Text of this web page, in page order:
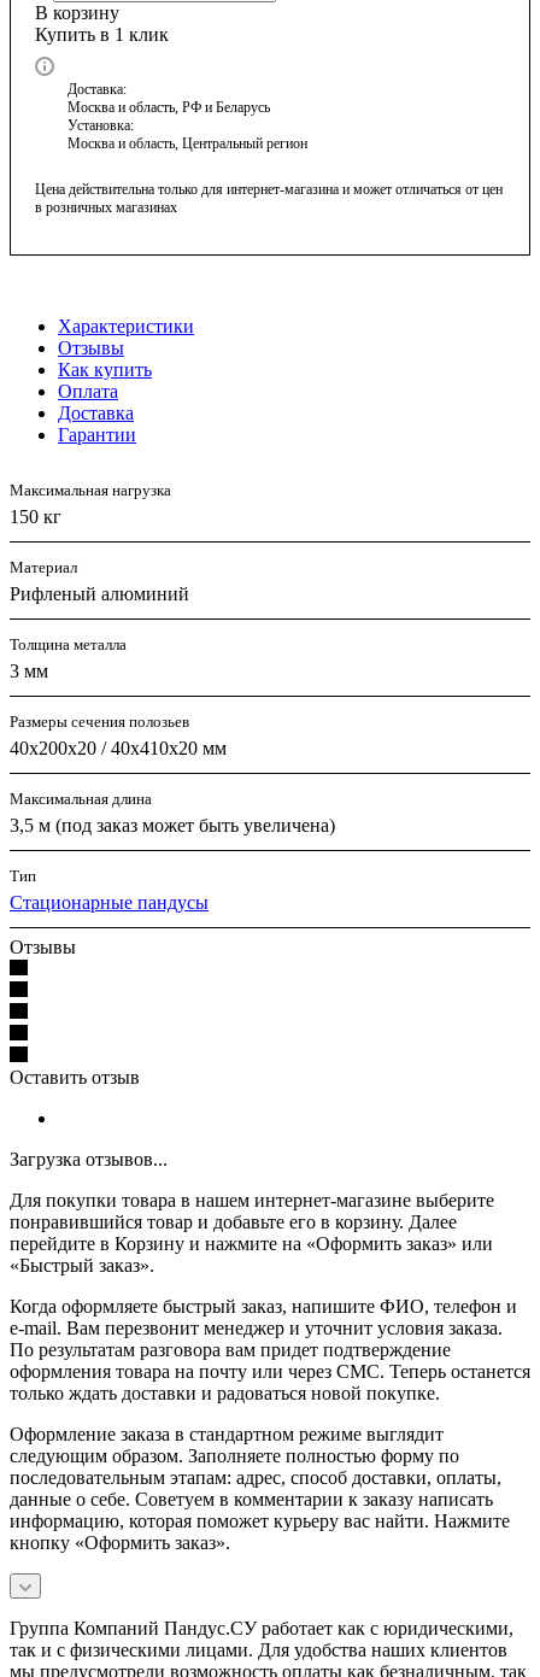
В корзину
Купить в 1 клик
Доставка:
Москва и область, РФ и Беларусь
Установка:
Москва и область, Центральный регион
Цена действительна только для интернет-магазина и может отличаться от цен
в розничных магазинах
Характеристики
Отзывы
Как купить
Оплата
Доставка
Гарантии
Максимальная нагрузка
150 кг
Материал
Рифленый алюминий
Толщина металла
3 мм
Размеры сечения полозьев
40х200х20 / 40х410х20 мм
Максимальная длина
3,5 м (под заказ может быть увеличена)
Тип
Стационарные пандусы
Отзывы
Оставить отзыв
Загрузка отзывов...
Для покупки товара в нашем интернет-магазине выберите
понравившийся товар и добавьте его в корзину. Далее
перейдите в Корзину и нажмите на «Оформить заказ» или
«Быстрый заказ».
Когда оформляете быстрый заказ, напишите ФИО, телефон и
e-mail. Вам перезвонит менеджер и уточнит условия заказа.
По результатам разговора вам придет подтверждение
оформления товара на почту или через СМС. Теперь останется
только ждать доставки и радоваться новой покупке.
Оформление заказа в стандартном режиме выглядит
следующим образом. Заполняете полностью форму по
последовательным этапам: адрес, способ доставки, оплаты,
данные о себе. Советуем в комментарии к заказу написать
информацию, которая поможет курьеру вас найти. Нажмите
кнопку «Оформить заказ».
Группа Компаний Пандус.СУ работает как с юридическими,
так и с физическими лицами. Для удобства наших клиентов
мы предусмотрели возможность оплаты как безналичным, так